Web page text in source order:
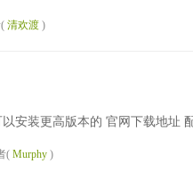
清欢渡 )
安装更高版本的 官网下载地址
( Murphy )